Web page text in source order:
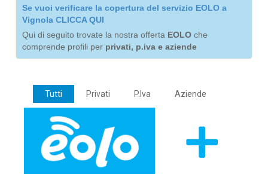
Se vuoi verificare la copertura del servizio EOLO a
Vignola CLICCA QUI
Qui di seguito trovate la nostra offerta EOLO che
comprende profili per privati, p.iva e aziende
Tutti Privati P.Iva Aziende